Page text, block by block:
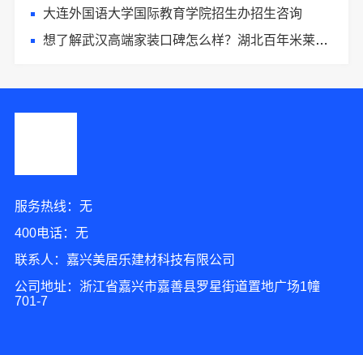
大连外国语大学国际教育学院招生办招生咨询
想了解武汉高端家装口碑怎么样？湖北百年米莱空间美学装饰材料有限公司值得考察
服务热线：无
400电话：无
联系人：嘉兴美居乐建材科技有限公司
公司地址：浙江省嘉兴市嘉善县罗星街道置地广场1幢
701-7